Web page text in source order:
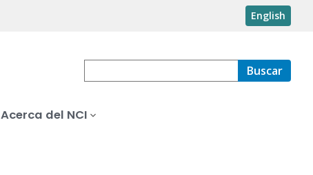
English
Buscar
Acerca del NCI